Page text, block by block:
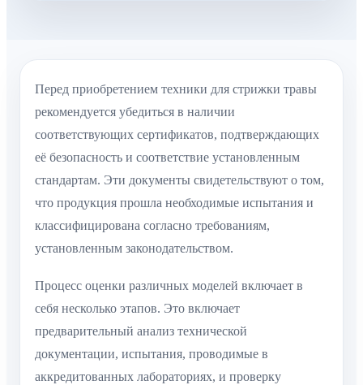
Перед приобретением техники для стрижки травы
рекомендуется убедиться в наличии
соответствующих сертификатов, подтверждающих
её безопасность и соответствие установленным
стандартам. Эти документы свидетельствуют о том,
что продукция прошла необходимые испытания и
классифицирована согласно требованиям,
установленным законодательством.
Процесс оценки различных моделей включает в
себя несколько этапов. Это включает
предварительный анализ технической
документации, испытания, проводимые в
аккредитованных лабораториях, и проверку